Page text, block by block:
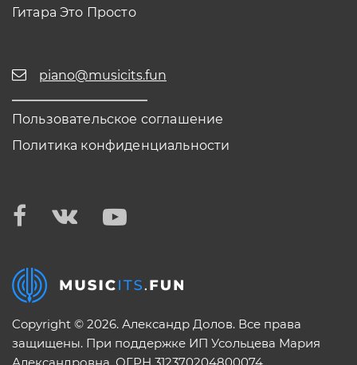
Гитара Это Просто
piano@musicits.fun
Пользовательское соглашение
Политика конфиденциальности
Copyright © 2026. Александр Долов. Все права
защищены. При поддержке ИП Усольцева Мария